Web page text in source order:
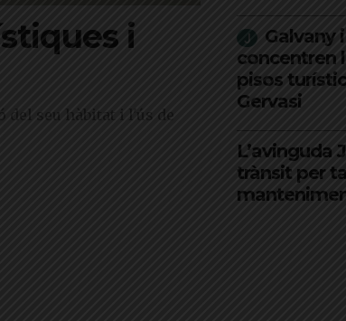
i
del seu hàbitat i l'ús de
Galvany
concentren
pisos
Gervasi
L’avinguda
trànsit per